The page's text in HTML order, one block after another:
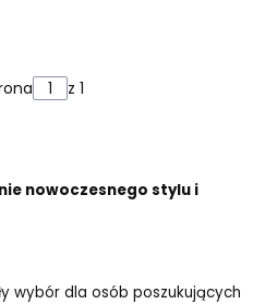
z 1
nowoczesnego stylu i
wybór dla osób poszukujących